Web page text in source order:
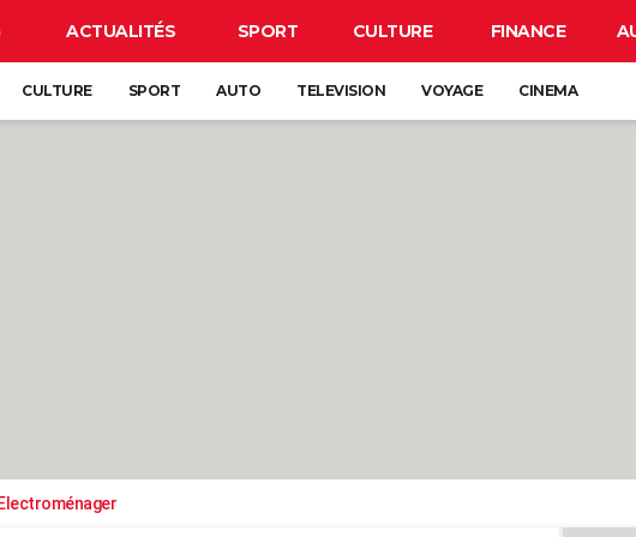
ACTUALITÉS SPORT CULTURE FINANCE
CULTURE SPORT AUTO TELEVISION VOYAGE CINEMA
Electroménager